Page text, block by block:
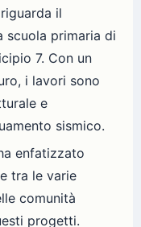
il
scuola primaria di
7. Con un
i lavori sono
e
sismico.
enfatizzato
tra le varie
comunità
progetti.